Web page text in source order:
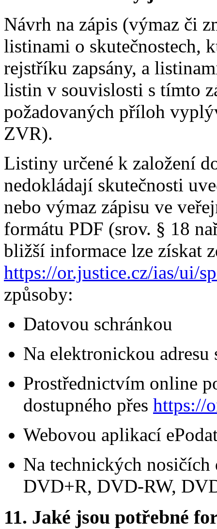
Návrh na zápis (výmaz či
listinami o skutečnostech,
rejstříku zapsány, a
listin v souvislosti s tímto
požadovaných příloh
ZVR).
Listiny určené k založení
nedokládají skutečnosti
nebo výmaz zápisu ve
formátu PDF (srov. § 18
bližší informace lze získat
https://or.justice.cz/ias/ui/
způsoby:
Datovou schránkou
Na elektronickou adresu
Prostřednictvím online
dostupného přes https://
Webovou aplikací
Na technických
DVD+R, DVD-RW,
11. Jaké jsou potřebné